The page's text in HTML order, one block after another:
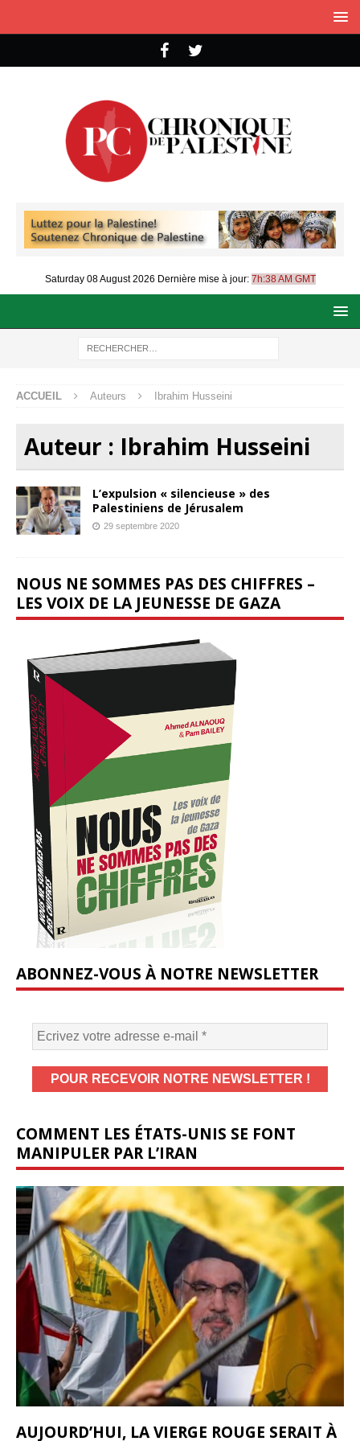
Saturday 08 August 2026 Dernière mise à jour: 7h:38 AM GMT
ACCUEIL Auteurs Ibrahim Husseini
Auteur : Ibrahim Husseini
L’expulsion « silencieuse » des
Palestiniens de Jérusalem
29 septembre 2020
NOUS NE SOMMES PAS DES CHIFFRES –
LES VOIX DE LA JEUNESSE DE GAZA
ABONNEZ-VOUS À NOTRE NEWSLETTER
COMMENT LES ÉTATS-UNIS SE FONT
MANIPULER PAR L’IRAN
AUJOURD’HUI, LA VIERGE ROUGE SERAIT À